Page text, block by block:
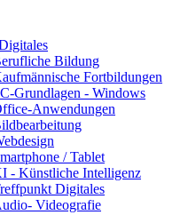
Bildung
Fortbildungen
Grundlagen - Windows
Anwendungen
/ Tablet
- Künstliche Intelligenz
Digitales
Videografie